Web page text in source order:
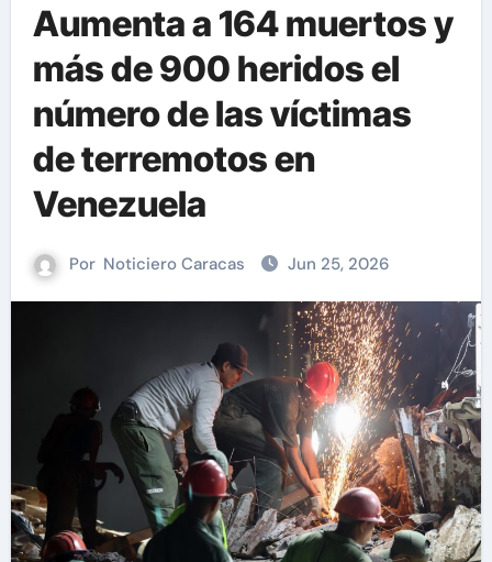
Aumenta a 164 muertos y
más de 900 heridos el
número de las víctimas
de terremotos en
Venezuela
Por Noticiero Caracas Jun 25, 2026